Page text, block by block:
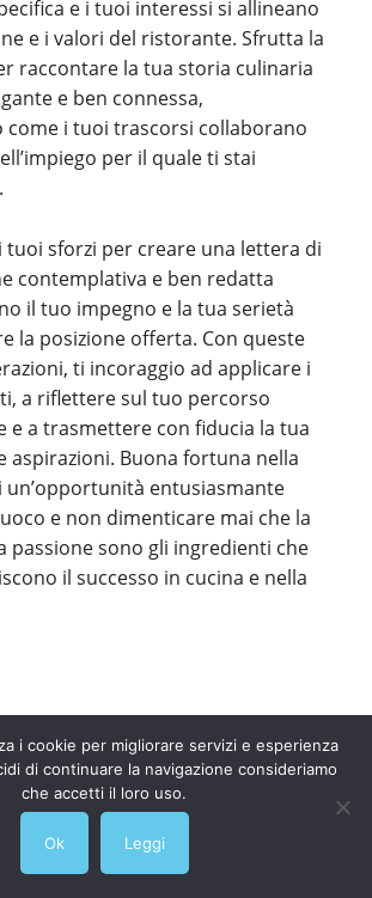
e i tuoi interessi si allineano
e i valori del ristorante. Sfrutta la
raccontare la tua storia culinaria
e ben connessa,
come i tuoi trascorsi collaborano
per il quale ti stai
tuoi sforzi per creare una lettera di
contemplativa e ben redatta
il tuo impegno e la tua serietà
la posizione offerta. Con queste
ti incoraggio ad applicare i
a riflettere sul tuo percorso
e a trasmettere con fiducia la tua
aspirazioni. Buona fortuna nella
un’opportunità entusiasmante
e non dimenticare mai che la
passione sono gli ingredienti che
il successo in cucina e nella
i cookie per migliorare servizi e esperienza
di continuare la navigazione consideriamo
che accetti il loro uso.
Ok Leggi